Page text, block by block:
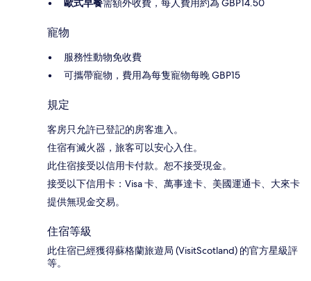
歐式早餐需額外收費，每人費用約為 GBP14.50
寵物
服務性動物免收費
可攜帶寵物，費用為每隻寵物每晚 GBP15
規定
客房只允許已登記的房客進入。
住宿有滅火器，旅客可以安心入住。
此住宿接受以信用卡付款。恕不接受現金。
接受以下信用卡：Visa 卡、萬事達卡、美國運通卡、大來卡
提供無現金交易。
住宿等級
此住宿已經獲得蘇格蘭旅遊局 (VisitScotland) 的官方星級評
等。